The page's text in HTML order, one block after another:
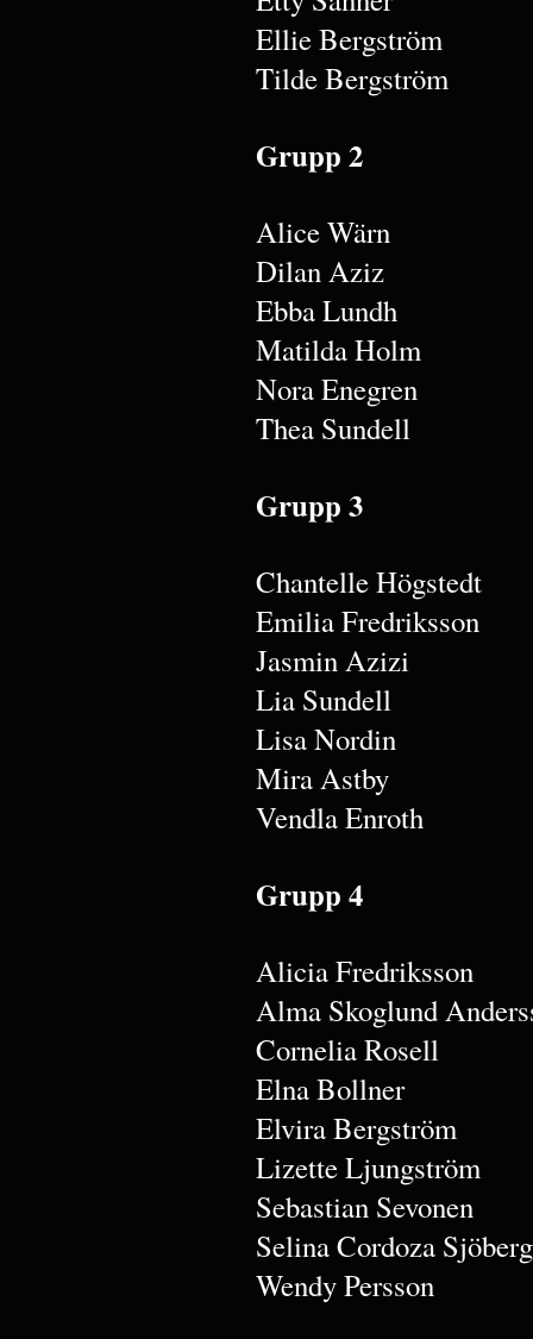
Ellie Bergström
Tilde Bergström
Grupp 2
Alice Wärn
Dilan Aziz
Ebba Lundh
Matilda Holm
Nora Enegren
Thea Sundell
Grupp 3
Chantelle Högstedt
Emilia Fredriksson
Jasmin Azizi
Lia Sundell
Lisa Nordin
Mira Astby
Vendla Enroth
Grupp 4
Alicia Fredriksson
Alma Skoglund
Cornelia Rosell
Elna Bollner
Elvira Bergström
Lizette Ljungström
Sebastian Sevonen
Selina Cordoza Sjöberg
Wendy Persson